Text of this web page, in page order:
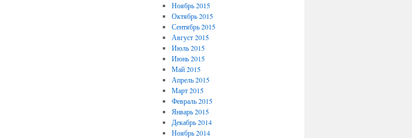
Ноябрь 2015
Октябрь 2015
Сентябрь 2015
Август 2015
Июль 2015
Июнь 2015
Май 2015
Апрель 2015
Март 2015
Февраль 2015
Январь 2015
Декабрь 2014
Ноябрь 2014